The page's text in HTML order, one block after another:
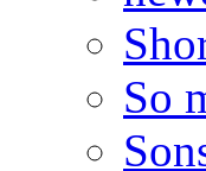
So